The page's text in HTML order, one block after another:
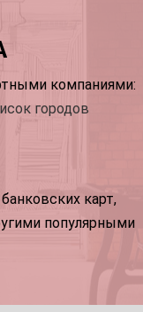
компаниями:
городов
карт,
популярными